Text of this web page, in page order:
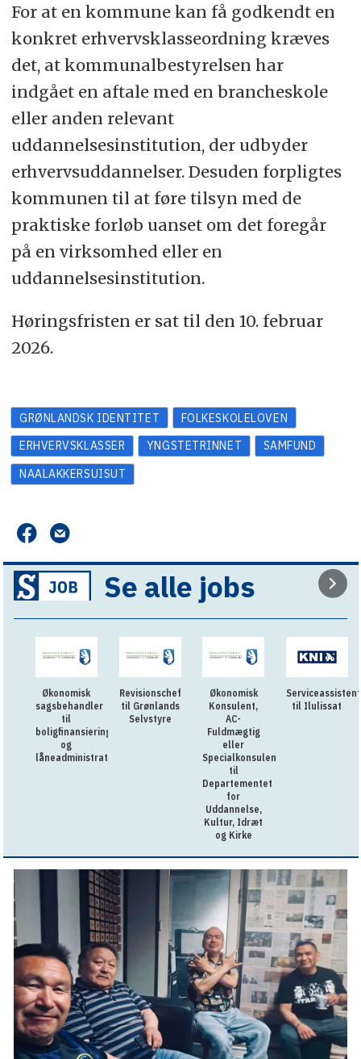
For at en kommune kan få godkendt en
konkret erhvervsklasseordning kræves
det, at kommunalbestyrelsen har
indgået en aftale med en brancheskole
eller anden relevant
uddannelsesinstitution, der udbyder
erhvervsuddannelser. Desuden forpligtes
kommunen til at føre tilsyn med de
praktiske forløb uanset om det foregår
på en virksomhed eller en
uddannelsesinstitution.
Høringsfristen er sat til den 10. februar
2026.
GRØNLANDSK IDENTITET
FOLKESKOLELOVEN
ERHVERVSKLASSER
YNGSTETRINNET
SAMFUND
NAALAKKERSUISUT
Se alle jobs
Økonomisk
sagsbehandler
til
boligfinansiering
og
låneadministration
Revisionschef
til Grønlands
Selvstyre
Økonomisk
Konsulent,
AC-
Fuldmægtig
eller
Specialkonsulent
til
Departementet
for
Uddannelse,
Kultur, Idræt
og Kirke
Serviceassistent
til Ilulissat